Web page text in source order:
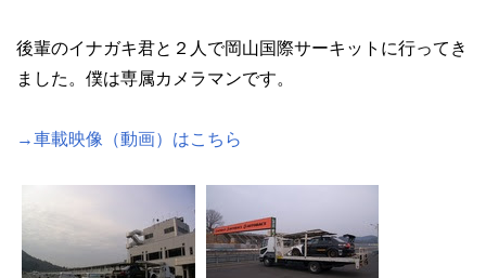
後輩のイナガキ君と２人で岡山国際サーキットに行ってき
ました。僕は専属カメラマンです。
→車載映像（動画）はこちら